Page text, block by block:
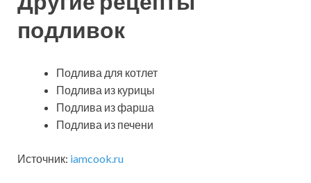
подливок
Подлива для котлет
Подлива из курицы
Подлива из фарша
Подлива из печени
Источник: iamcook.ru